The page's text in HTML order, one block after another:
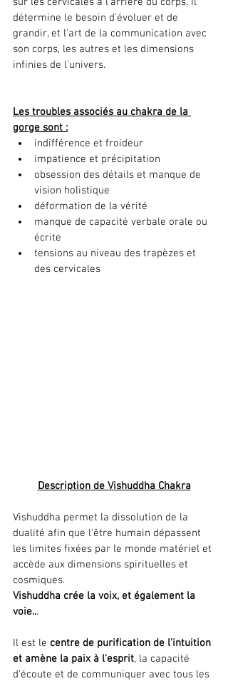
détermine le besoin d'évoluer et de
grandir, et l'art de la communication avec
son corps, les autres et les dimensions
infinies de l'univers.
Les troubles associés au chakra de la
gorge sont :
indifférence et froideur
impatience et précipitation
obsession des détails et manque de
vision holistique
déformation de la vérité
manque de capacité verbale orale ou
écrite
tensions au niveau des trapèzes et
des cervicales
Description de Vishuddha Chakra
Vishuddha permet la dissolution de la
dualité afin que l'être humain dépassent
les limites fixées par le monde matériel et
accède aux dimensions spirituelles et
cosmiques.
Vishuddha crée la voix, et également la
voie...
Il est le centre de purification de l'intuition
et amène la paix à l'esprit, la capacité
d'écoute et de communiquer avec tous les